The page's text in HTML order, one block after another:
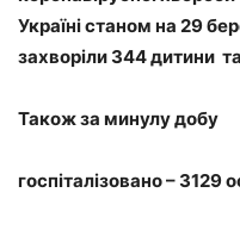
Україні станом на 29
захворіли 344 дитини
Також за минулу добу
госпіталізовано – 3129